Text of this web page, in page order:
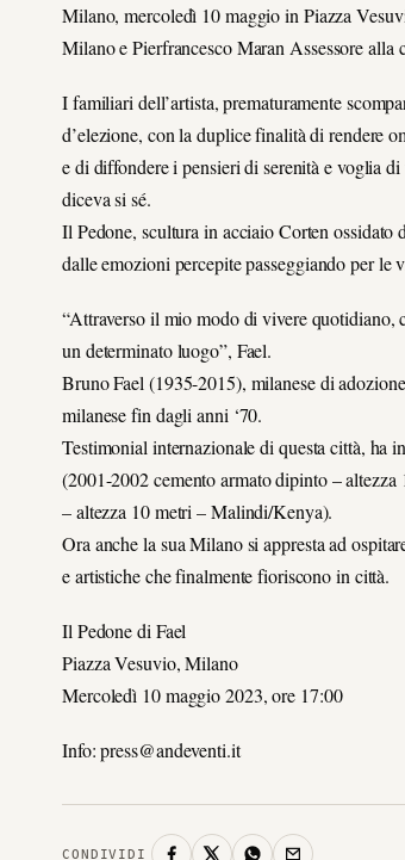
Milano, mercoledì 10 maggio in Piazza
Milano e Pierfrancesco Maran Assessore alla
I familiari dell’artista, prematuramente
d’elezione, con la duplice finalità di rendere
e di diffondere i pensieri di serenità e voglia
diceva si sé.
Il Pedone, scultura in acciaio Corten ossidato
dalle emozioni percepite passeggiando per le
“Attraverso il mio modo di vivere quotidiano,
un determinato luogo”, Fael.
Bruno Fael (1935-2015), milanese di
milanese fin dagli anni ‘70.
Testimonial internazionale di questa città, ha
(2001-2002 cemento armato dipinto –
– altezza 10 metri – Malindi/Kenya).
Ora anche la sua Milano si appresta ad
e artistiche che finalmente fioriscono in città.
Il Pedone di Fael
Piazza Vesuvio, Milano
Mercoledì 10 maggio 2023, ore 17:00
Info: press@andeventi.it
CONDIVIDI